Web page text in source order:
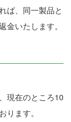
ば、同一製品と
いたします。
現在のところ10
ます。